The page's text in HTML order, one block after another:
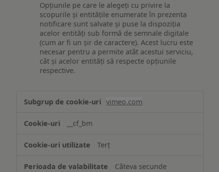
Opțiunile pe care le alegeți cu privire la
scopurile și entitățile enumerate în prezenta
notificare sunt salvate și puse la dispoziția
acelor entități sub formă de semnale digitale
(cum ar fi un șir de caractere). Acest lucru este
necesar pentru a permite atât acestui serviciu,
cât și acelor entități să respecte opțiunile
respective.
funcționalităților
ului
vimeo.com
__cf_bm
Terț
Câteva secunde